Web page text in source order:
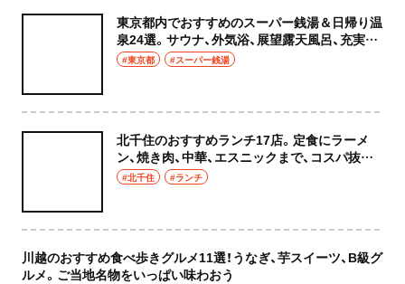
東京都内でおすすめのスーパー銭湯＆日帰り温
泉24選。サウナ、外気浴、展望露天風呂、充実の
癒やし空間へ
#東京都 #スーパー銭湯
北千住のおすすめランチ17店。定食にラーメ
ン、焼き肉、中華、エスニックまで、コスパ抜群
な店もおしゃれな店も網羅してご紹介！
#北千住 #ランチ
川越のおすすめ食べ歩きグルメ11選！うなぎ、芋スイーツ、B級グ
ルメ。ご当地名物をいっぱい味わおう